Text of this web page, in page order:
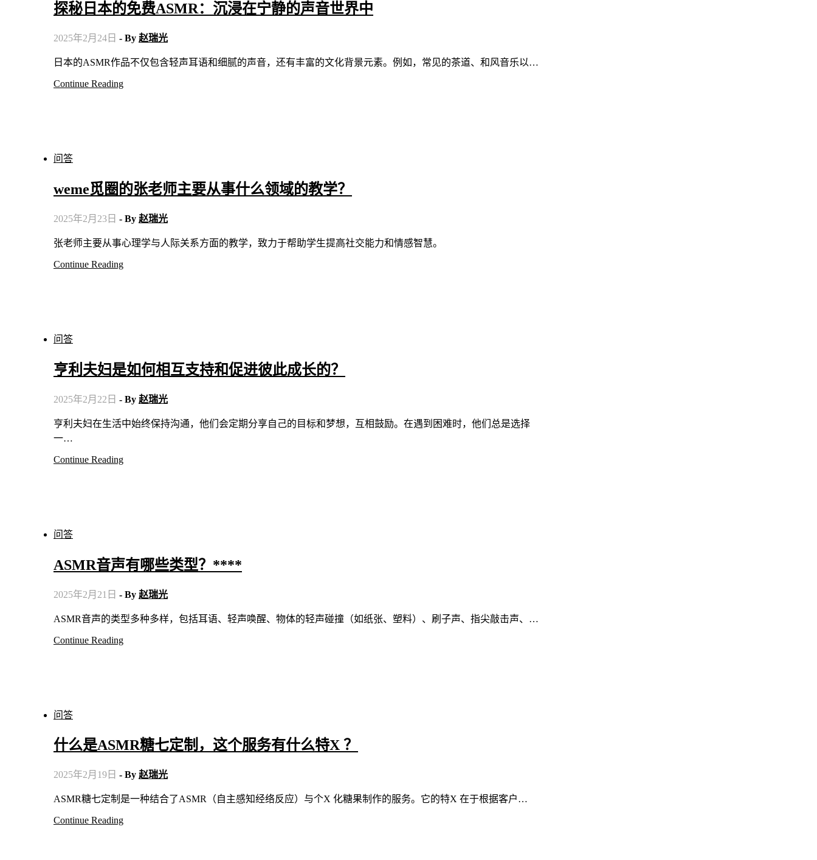
探秘日本的免费ASMR：沉浸在宁静的声音世界中
2025年2月24日 - By 赵瑞光
日本的ASMR作品不仅包含轻声耳语和细腻的声音，还有丰富的文化背景元素。例如，常见的茶道、和风音乐以…
Continue Reading
问答
weme觅圈的张老师主要从事什么领域的教学？
2025年2月23日 - By 赵瑞光
张老师主要从事心理学与人际关系方面的教学，致力于帮助学生提高社交能力和情感智慧。
Continue Reading
问答
亨利夫妇是如何相互支持和促进彼此成长的？
2025年2月22日 - By 赵瑞光
亨利夫妇在生活中始终保持沟通，他们会定期分享自己的目标和梦想，互相鼓励。在遇到困难时，他们总是选择
一…
Continue Reading
问答
ASMR音声有哪些类型？****
2025年2月21日 - By 赵瑞光
ASMR音声的类型多种多样，包括耳语、轻声唤醒、物体的轻声碰撞（如纸张、塑料）、刷子声、指尖敲击声、…
Continue Reading
问答
什么是ASMR糖七定制，这个服务有什么特X ？
2025年2月19日 - By 赵瑞光
ASMR糖七定制是一种结合了ASMR（自主感知经络反应）与个X 化糖果制作的服务。它的特X 在于根据客户…
Continue Reading